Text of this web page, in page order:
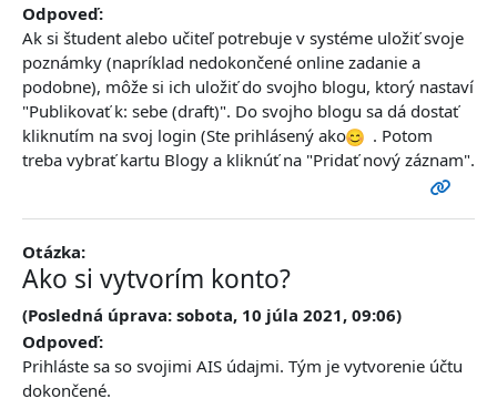
Odpoveď:
Ak si študent alebo učiteľ potrebuje v systéme uložiť svoje
poznámky (napríklad nedokončené online zadanie a
podobne), môže si ich uložiť do svojho blogu, ktorý nastaví
"Publikovať k: sebe (draft)". Do svojho blogu sa dá dostať
kliknutím na svoj login (Ste prihlásený ako
. Potom
treba vybrať kartu Blogy a kliknúť na "Pridať nový záznam".
Otázka:
Ako si vytvorím konto?
(Posledná úprava: sobota, 10 júla 2021, 09:06)
Odpoveď:
Prihláste sa so svojimi AIS údajmi. Tým je vytvorenie účtu
dokončené.